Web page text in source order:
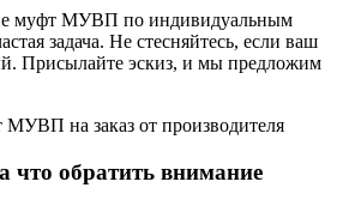
муфт МУВП по индивидуальным
задача. Не стесняйтесь, если ваш
Присылайте эскиз, и мы предложим
что обратить внимание